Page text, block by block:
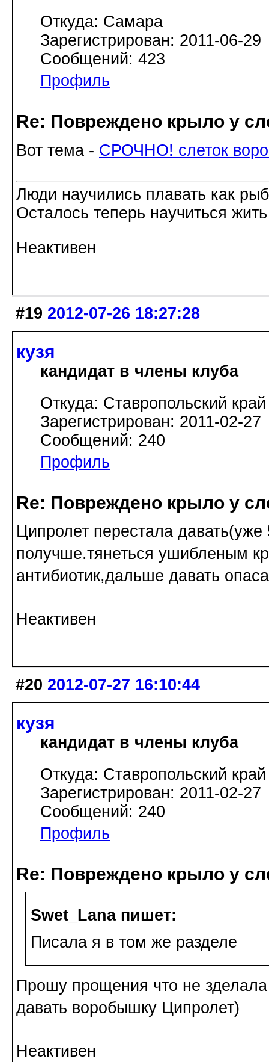
Откуда: Самара
Зарегистрирован: 2011-06-29
Сообщений: 423
Профиль
Re: Повреждено крыло у
Вот тема - СРОЧНО! слеток
Люди научились плавать как
Осталось теперь научиться
Неактивен
#19 2012-07-26 18:27:28
кузя
кандидат в члены клуба
Откуда: Ставропольский край
Зарегистрирован: 2011-02-27
Сообщений: 240
Профиль
Re: Повреждено крыло у
Ципролет перестала
получше.тянеться ушибленым
антибиотик,дальше давать
Неактивен
#20 2012-07-27 16:10:44
кузя
кандидат в члены клуба
Откуда: Ставропольский край
Зарегистрирован: 2011-02-27
Сообщений: 240
Профиль
Re: Повреждено крыло у
Swet_Lana пишет:
Писала я в том же разделе
Прошу прощения что не
давать воробышку Ципролет)
Неактивен